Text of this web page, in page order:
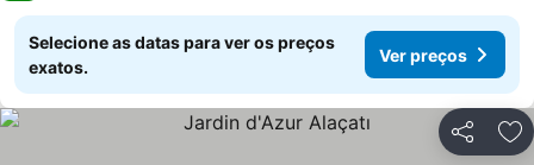
Selecione as datas para ver os preços
exatos.
Ver preços
Partilhar